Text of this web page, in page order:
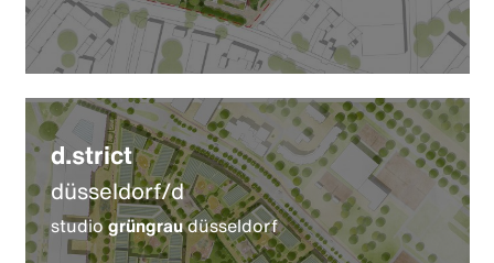
d.strict
düsseldorf/d
studiogrüngraudüsseldorf